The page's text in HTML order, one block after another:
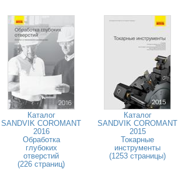
Каталог
SANDVIK COROMANT
2016
Обработка
глубоких
отверстий
(226 страниц)
Каталог
SANDVIK COROMANT
2015
Токарные
инструменты
(1253 страницы)